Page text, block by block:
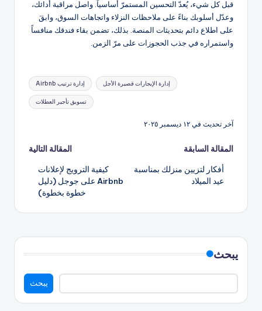
قبل كل شيء، يُعدّ التحسين المستمرّ أساسياً. واصل مراقبة أدائك،
وعدّل أسلوبك بناءً على ملاحظات النزلاء واتجاهات السوق، وابقَ
على اطلاع دائم بتحديثات المنصة. بذلك، تضمن بقاء فندقك منافساً
واستمراره في جذب الحجوزات على مرّ الزمن.
إدارة ترتيب Airbnb إدارة الإيجارات قصيرة الأجل
تسويق تأجير العطلات
آخر تحديث في ١٢ ديسمبر ٢٠٢٥
تصفّح
المقالات
المقالة السابقة
أفكار لتزيين منزلك بمناسبة
عيد الميلاد
المقالة التالية
كيفية الترويج لإعلانات
Airbnb على جوجل (دليل
خطوة بخطوة)
يبحث
يبحث